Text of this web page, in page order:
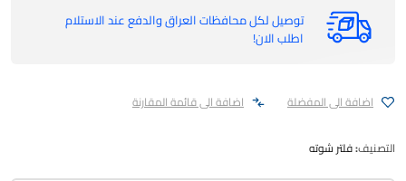
توصيل لكل محافظات العراق والدفع عند الاستلام
اطلب الان!
اضافة الى المفضلة اضافة الى قائمة المقارنة
التصنيف:فلتر شوته